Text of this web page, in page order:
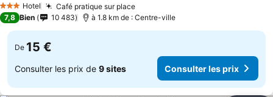
3 ÉtoilesHotel Café pratique sur place
7,8 Bien 10 483 à 1.8 km de : Centre-ville
De 15 €
Consulter les prix de 9 sites Consulter les prix